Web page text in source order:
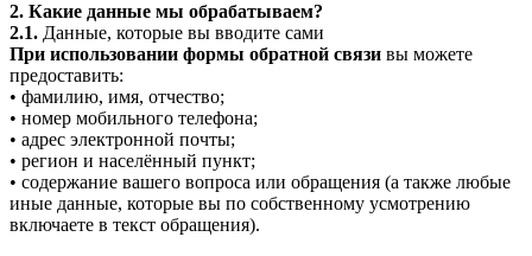
2. Какие данные мы обрабатываем?
2.1. Данные, которые вы вводите сами
При использовании формы обратной связи вы можете
предоставить:
• фамилию, имя, отчество;
• номер мобильного телефона;
• адрес электронной почты;
• регион и населённый пункт;
• содержание вашего вопроса или обращения (а также любые
иные данные, которые вы по собственному усмотрению
включаете в текст обращения).